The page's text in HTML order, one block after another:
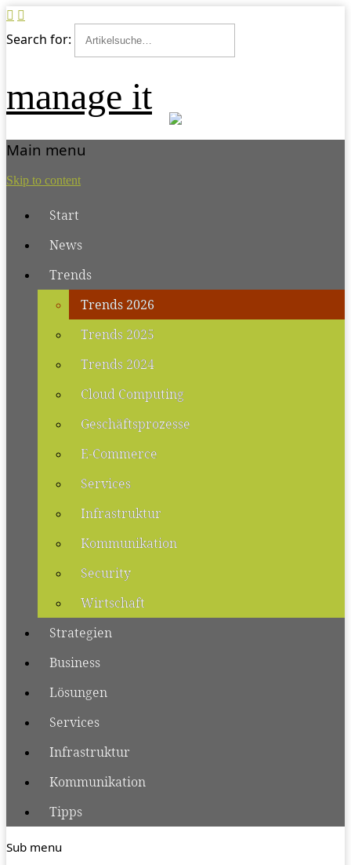
Search for:
manage it
Main menu
Skip to content
Start
News
Trends
Trends 2026
Trends 2025
Trends 2024
Cloud Computing
Geschäftsprozesse
E-Commerce
Services
Infrastruktur
Kommunikation
Security
Wirtschaft
Strategien
Business
Lösungen
Services
Infrastruktur
Kommunikation
Tipps
Sub menu